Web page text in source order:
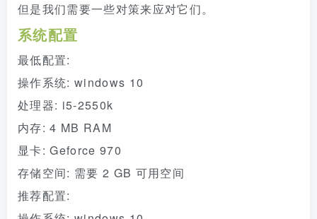
但是我们需要一些对策来应对它们。
系统配置
最低配置:
操作系统: windows 10
处理器: i5-2550k
内存: 4 MB RAM
显卡: Geforce 970
存储空间: 需要 2 GB 可用空间
推荐配置: